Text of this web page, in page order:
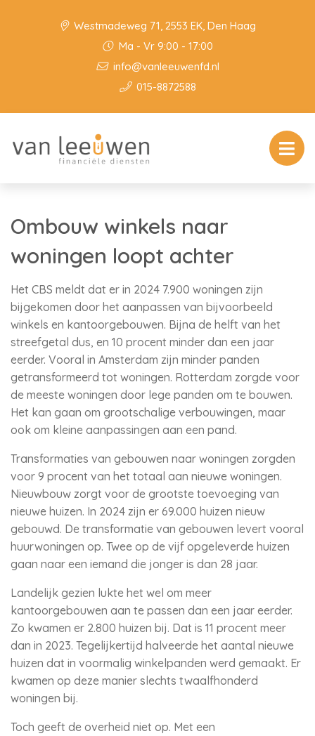
Westmadeweg 71, 2553 EK, Den Haag
Ma - Vr 9:00 - 17:00
info@vanleeuwenfd.nl
015-8872588
Ombouw winkels naar
woningen loopt achter
Het CBS meldt dat er in 2024 7.900 woningen zijn
bijgekomen door het aanpassen van bijvoorbeeld
winkels en kantoorgebouwen. Bijna de helft van het
streefgetal dus, en 10 procent minder dan een jaar
eerder. Vooral in Amsterdam zijn minder panden
getransformeerd tot woningen. Rotterdam zorgde voor
de meeste woningen door lege panden om te bouwen.
Het kan gaan om grootschalige verbouwingen, maar
ook om kleine aanpassingen aan een pand.
Transformaties van gebouwen naar woningen zorgden
voor 9 procent van het totaal aan nieuwe woningen.
Nieuwbouw zorgt voor de grootste toevoeging van
nieuwe huizen. In 2024 zijn er 69.000 huizen nieuw
gebouwd. De transformatie van gebouwen levert vooral
huurwoningen op. Twee op de vijf opgeleverde huizen
gaan naar een iemand die jonger is dan 28 jaar.
Landelijk gezien lukte het wel om meer
kantoorgebouwen aan te passen dan een jaar eerder.
Zo kwamen er 2.800 huizen bij. Dat is 11 procent meer
dan in 2023. Tegelijkertijd halveerde het aantal nieuwe
huizen dat in voormalig winkelpanden werd gemaakt. Er
kwamen op deze manier slechts twaalfhonderd
woningen bij.
Toch geeft de overheid niet op. Met een